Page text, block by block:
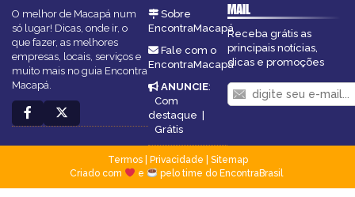
O melhor de Macapá num
só lugar! Dicas, onde ir, o
que fazer, as melhores
empresas, locais, serviços e
muito mais no guia Encontra
Macapá.
Sobre
EncontraMacapá
Fale com o
EncontraMacapá
ANUNCIE:
Com
destaque
Grátis
MAIL
Receba grátis as
principais notícias,
dicas e promoções
Termos| Privacidade
Sitemap
Criado com
e pelo time do EncontraBrasil